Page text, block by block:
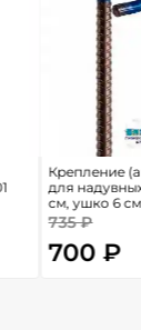
Крепление
для
см, ушко 6 см
735 ₽
700 ₽